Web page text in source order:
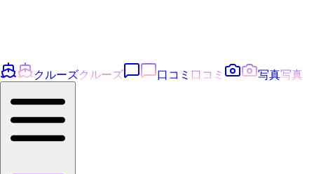
クルーズクルーズ 口コミ 口コミ 写真写真